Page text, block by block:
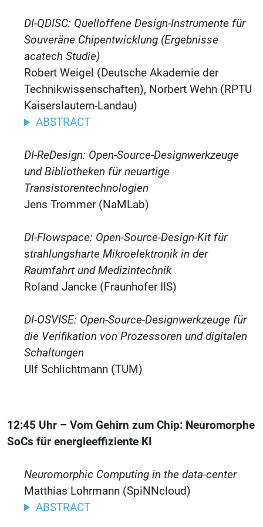
DI-QDISC: Quelloffene Design-Instrumente für
Souveräne Chipentwicklung (Ergebnisse
acatech Studie)
Robert Weigel (Deutsche Akademie der
Technikwissenschaften), Norbert Wehn (RPTU
Kaiserslautern-Landau)
ABSTRACT
DI-ReDesign: Open-Source-Designwerkzeuge
und Bibliotheken für neuartige
Transistorentechnologien
Jens Trommer (NaMLab)
DI-Flowspace: Open-Source-Design-Kit für
strahlungsharte Mikroelektronik in der
Raumfahrt und Medizintechnik
Roland Jancke (Fraunhofer IIS)
DI-OSVISE: Open-Source-Designwerkzeuge für
die Verifikation von Prozessoren und digitalen
Schaltungen
Ulf Schlichtmann (TUM)
12:45 Uhr – Vom Gehirn zum Chip: Neuromorphe
SoCs für energieeffiziente KI
Neuromorphic Computing in the data-center
Matthias Lohrmann (SpiNNcloud)
ABSTRACT